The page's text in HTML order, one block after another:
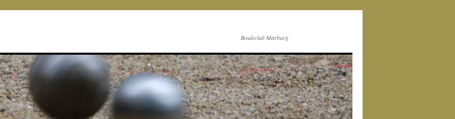
Bouleclub Marburg